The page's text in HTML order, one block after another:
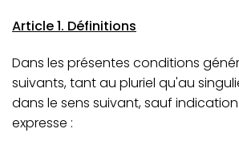
Article 1. Définitions
Dans les présentes conditions
suivants, tant au pluriel qu'au
dans le sens suivant, sauf
expresse :